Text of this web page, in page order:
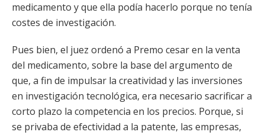
medicamento y que ella podía hacerlo porque no tenía
costes de investigación.
Pues bien, el juez ordenó a Premo cesar en la venta
del medicamento, sobre la base del argumento de
que, a fin de impulsar la creatividad y las inversiones
en investigación tecnológica, era necesario sacrificar a
corto plazo la competencia en los precios. Porque, si
se privaba de efectividad a la patente, las empresas,